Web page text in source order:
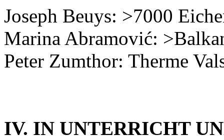
Joseph Beuys: >7000
Marina Abramović:
Peter Zumthor: Therme
IV. IN UNTERRICHT